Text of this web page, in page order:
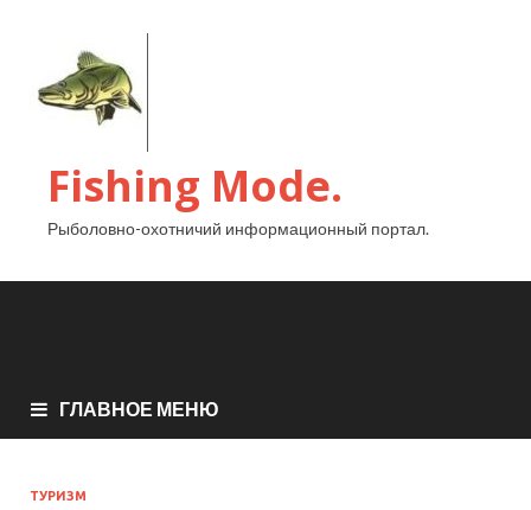
Fishing Mode.
Рыболовно-охотничий информационный портал.
ГЛАВНОЕ МЕНЮ
ТУРИЗМ